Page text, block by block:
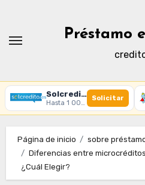
contenido
Préstamo
Solcredito
Hasta 1 000 € · 30 días · 100% online
Solicitar
Página de inicio
sobre
Diferencias entre
¿Cuál Elegir?